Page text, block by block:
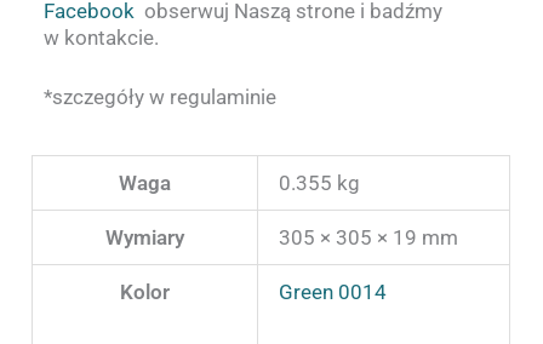
Facebookobserwuj Naszą strone i badźmy
w kontakcie.
*szczegóły w regulaminie
Waga 0.355 kg
Wymiary 305 × 305 × 19 mm
Kolor Green 0014